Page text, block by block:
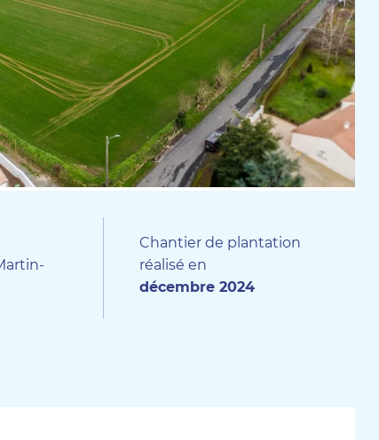
Chantier de plantation
réalisé en
décembre 2024